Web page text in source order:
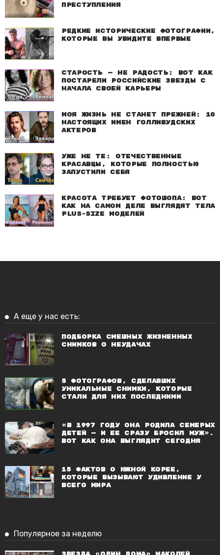
преступления
Редкие исторические фотографии,
которые вы увидите впервые
Старость — не радость: Вот как
постарели российские звезды с
начала своей карьеры
Моя жизнь не станет прежней: 10
настоящих имен голливудских
актеров
Уже не те: Отечественные
красавцы, которые полностью
запустили себя
Красота требует фотошопа: Вот
как на самом деле выглядят тела
plus-size моделей
А еще у нас есть:
Подборка смешных жизненных
снимков о неудачах
5 фотографов, сделавших
уникальные снимки, которые
стали для них последними
«В 1997 году она родила семерых
детей — и ее сразу бросил муж».
Вот как она выглядит сегодня
15 фактов о Южной Корее,
которые вызывают удивление у
всего мира
Популярное за неделю